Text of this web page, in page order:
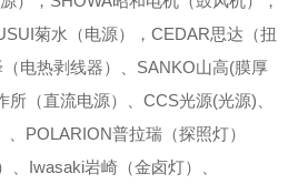
菊水（电源），CEDAR思达（扭
电热剥线器）、SANKO山高(膜厚
（直流电源）、CCS光源(光源)、
POLARION普拉瑞（探照灯）
、Iwasaki岩崎（金卤灯）、